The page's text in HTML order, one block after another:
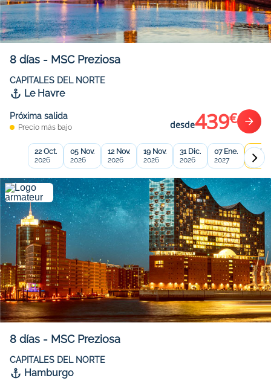
8 días - MSC Preziosa
CAPITALES DEL NORTE
Le Havre
Próxima salida
Precio más bajo desde439€
22 Oct.
2026
05 Nov.
2026
12 Nov.
2026
19 Nov.
2026
31 Dic.
2026
07 Ene.
2027
14
2027
8 días - MSC Preziosa
CAPITALES DEL NORTE
Hamburgo